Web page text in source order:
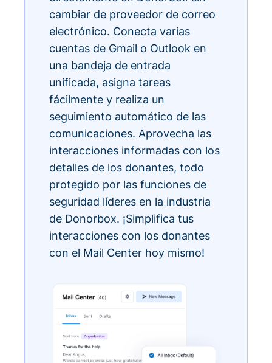
cambiar de proveedor de correo
electrónico. Conecta varias
cuentas de Gmail o Outlook en
una bandeja de entrada
unificada, asigna tareas
fácilmente y realiza un
seguimiento automático de las
comunicaciones. Aprovecha las
interacciones informadas con los
detalles de los donantes, todo
protegido por las funciones de
seguridad líderes en la industria
de Donorbox. ¡Simplifica tus
interacciones con los donantes
con el Mail Center hoy mismo!